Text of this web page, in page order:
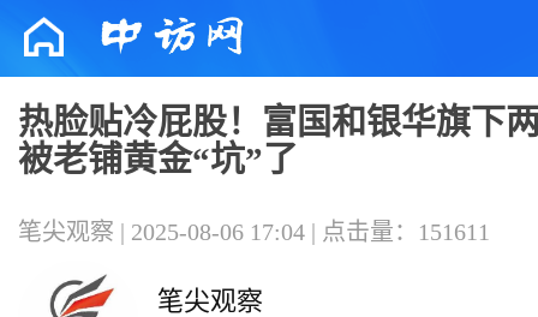
热脸贴冷屁股！富国和银华旗下
被老铺黄金“坑”了
笔尖观察 | 2025-08-06 17:04 | 点击量：151611
笔尖观察